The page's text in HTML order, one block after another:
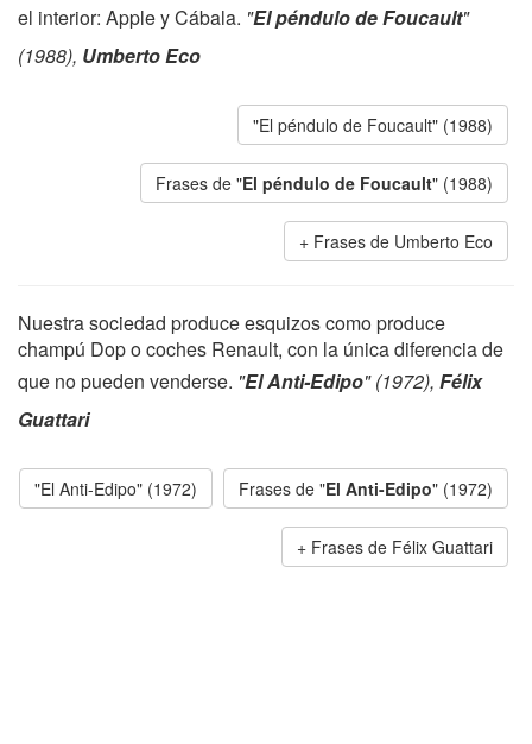
el interior: Apple y Cábala. "El péndulo de Foucault"
(1988), Umberto Eco
"El péndulo de Foucault" (1988)
Frases de "El péndulo de Foucault" (1988)
Frases de Umberto Eco
Nuestra sociedad produce esquizos como produce
champú Dop o coches Renault, con la única diferencia de
que no pueden venderse. "El Anti-Edipo" (1972), Félix
Guattari
"El Anti-Edipo" (1972) Frases de "El Anti-Edipo" (1972)
Frases de Félix Guattari